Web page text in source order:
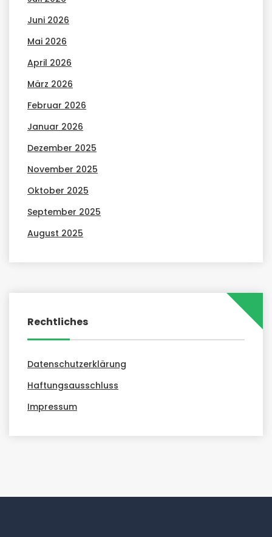
Juni 2026
Mai 2026
April 2026
März 2026
Februar 2026
Januar 2026
Dezember 2025
November 2025
Oktober 2025
September 2025
August 2025
Rechtliches
Datenschutzerklärung
Haftungsausschluss
Impressum